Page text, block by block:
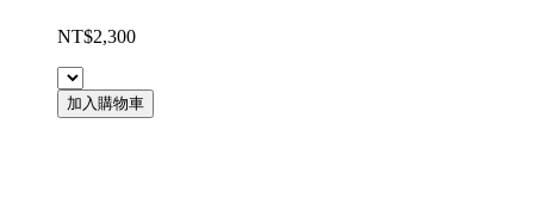
NT$2,300
加入購物車